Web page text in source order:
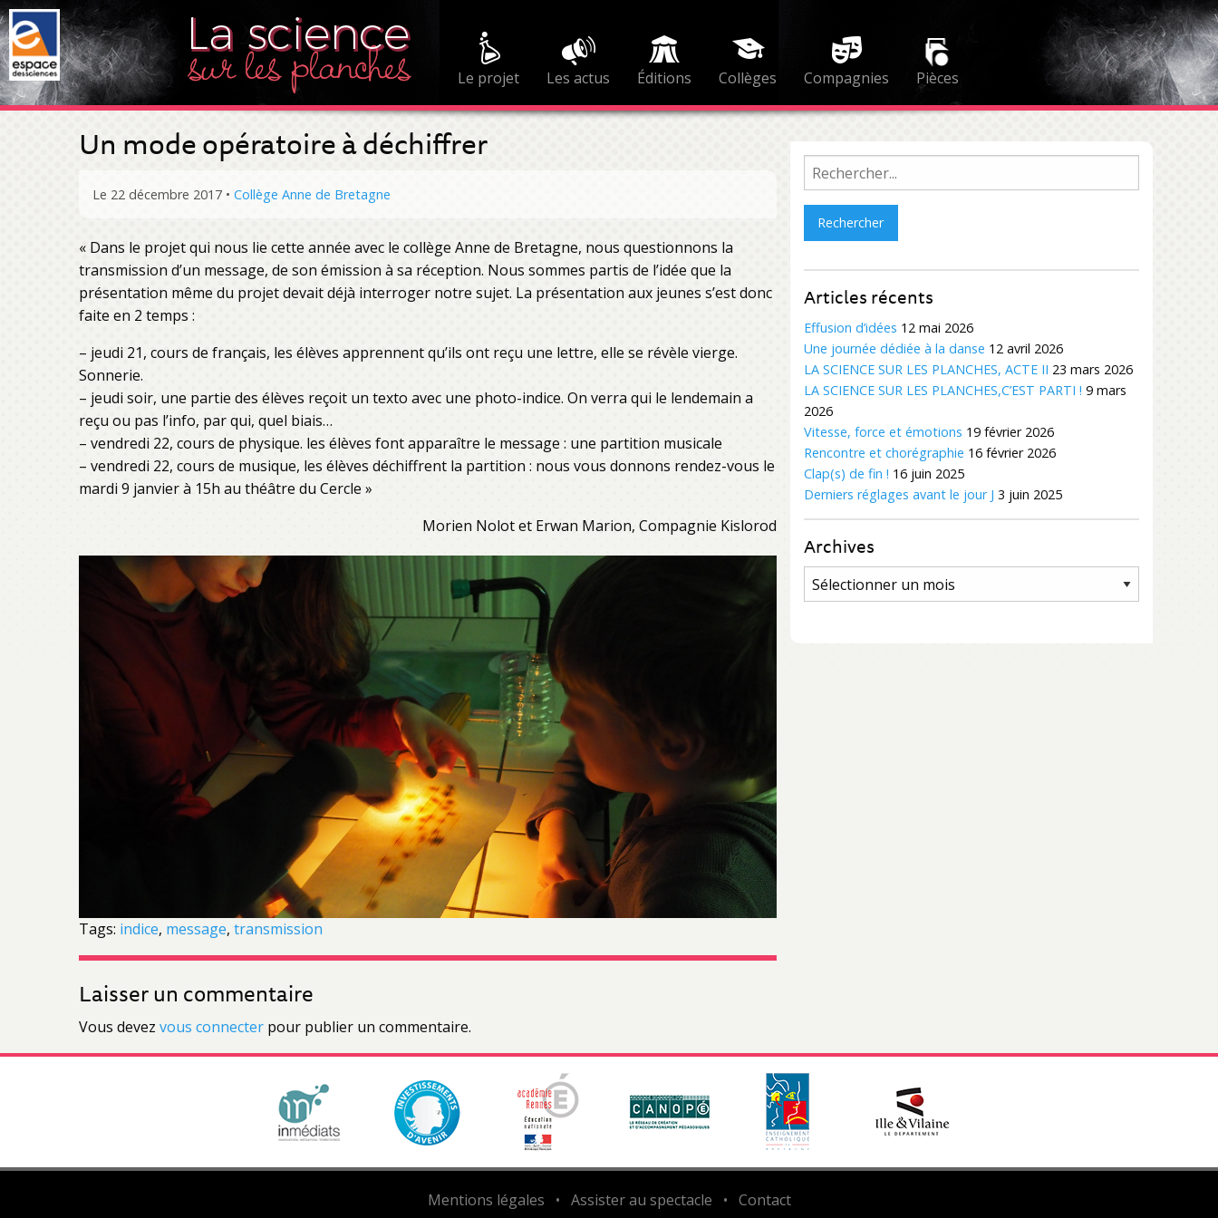
Le projet Les actus Éditions Collèges Compagnies Pièces
Un mode opératoire à déchiffrer
Le 22 décembre 2017 • Collège Anne de Bretagne
« Dans le projet qui nous lie cette année avec le collège Anne de Bretagne, nous questionnons la
transmission d’un message, de son émission à sa réception. Nous sommes partis de l’idée que la
présentation même du projet devait déjà interroger notre sujet. La présentation aux jeunes s’est donc
faite en 2 temps :
– jeudi 21, cours de français, les élèves apprennent qu’ils ont reçu une lettre, elle se révèle vierge.
Sonnerie.
– jeudi soir, une partie des élèves reçoit un texto avec une photo-indice. On verra qui le lendemain a
reçu ou pas l’info, par qui, quel biais…
– vendredi 22, cours de physique. les élèves font apparaître le message : une partition musicale
– vendredi 22, cours de musique, les élèves déchiffrent la partition : nous vous donnons rendez-vous le
mardi 9 janvier à 15h au théâtre du Cercle »
Morien Nolot et Erwan Marion, Compagnie Kislorod
Tags: indice, message, transmission
Laisser un commentaire
Vous devez vous connecter pour publier un commentaire.
Rechercher :
Articles récents
Effusion d’idées 12 mai 2026
Une journée dédiée à la danse 12 avril 2026
LA SCIENCE SUR LES PLANCHES, ACTE II 23 mars 2026
LA SCIENCE SUR LES PLANCHES,C’EST PARTI ! 9 mars
2026
Vitesse, force et émotions 19 février 2026
Rencontre et chorégraphie 16 février 2026
Clap(s) de fin ! 16 juin 2025
Derniers réglages avant le jour J 3 juin 2025
Archives
Archives
Mentions légales • Assister au spectacle • Contact